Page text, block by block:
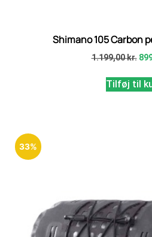
Shimano 105 Carbon
1.199,00kr.
Tilføj til
33%